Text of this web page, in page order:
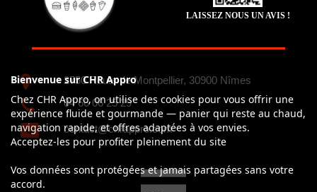
LAISSEZ NOUS UN AVIS !
2750 Route de Montpellier, 30900 Nîmes
04 66 06 25 29
contact@chrappro.com
Bienvenue sur CHR Appro
Chez CHR Appro, on utilise des cookies pour vous offrir une
expérience fluide et gourmande — panier qui reste au chaud,
navigation rapide, et offres adaptées à vos envies.
Acceptez-les pour profiter pleinement du site
Vos données sont protégées et jamais partagées sans votre
accord.